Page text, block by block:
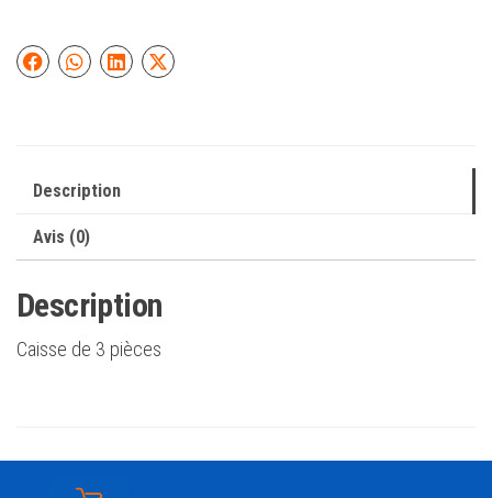
Description
Avis (0)
Description
Caisse de 3 pièces